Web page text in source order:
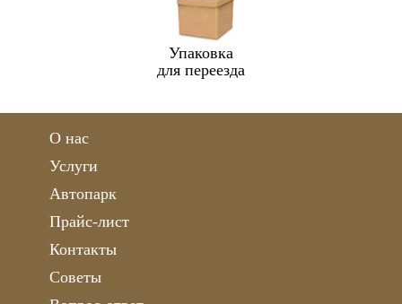
Упаковка
для переезда
О нас
Услуги
Автопарк
Прайс-лист
Контакты
Советы